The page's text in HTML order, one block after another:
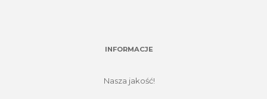
INFORMACJE
Nasza jakość!